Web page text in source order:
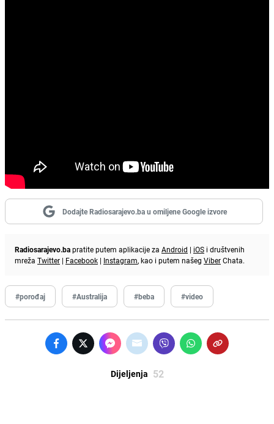
Dodajte Radiosarajevo.ba u omiljene Google izvore
Radiosarajevo.bapratite putem aplikacije za Android | iOS i društvenih
mreža Twitter | Facebook | Instagram, kao i putem našeg ViberChata.
#porođaj #Australija #beba #video
Dijeljenja 52